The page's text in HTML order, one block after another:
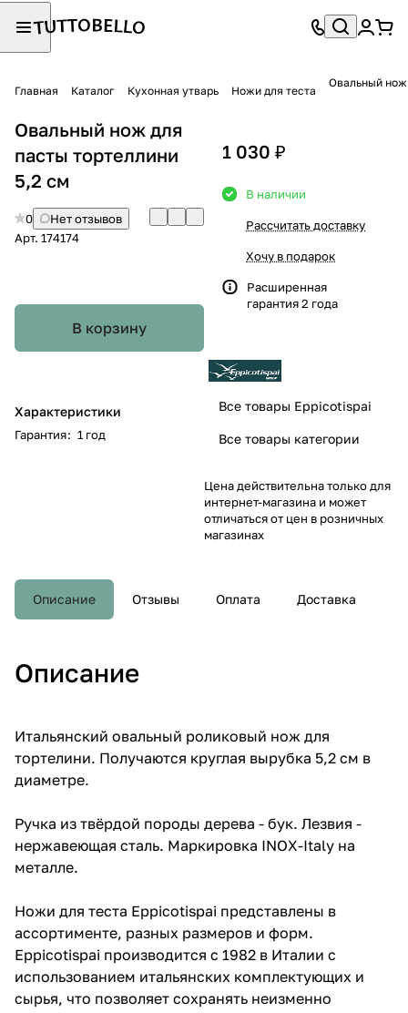
Главная Каталог Кухонная утварь Ножи для теста
Овальный нож
Овальный нож для
пасты тортеллини
5,2 см
0
Нет отзывов
Арт. 174174
В корзину
Характеристики
Гарантия: 1 год
1 030 ₽
В наличии
Рассчитать доставку
Хочу в подарок
Расширенная
гарантия 2 года
Все товары Eppicotispai
Все товары категории
Цена действительна только для
интернет-магазина и может
отличаться от цен в розничных
магазинах
Описание Отзывы Оплата Доставка
Описание
Итальянский овальный роликовый нож для
тортелини. Получаются круглая вырубка 5,2 см в
диаметре.
Ручка из твёрдой породы дерева - бук. Лезвия -
нержавеющая сталь. Маркировка INOX-Italy на
металле.
Ножи для теста Eppicotispai представлены в
ассортименте, разных размеров и форм.
Eppicotispai производится с 1982 в Италии с
использованием итальянских комплектующих и
сырья, что позволяет сохранять неизменно